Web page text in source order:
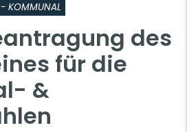
KOMMUNAL
des
für die
&